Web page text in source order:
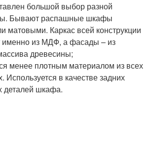
большой выбор разной
Бывают распашные шкафы
матовыми. Каркас всей конструкции
именно из МДФ, а фасады – из
древесины;
менее плотным материалом из всех
Используется в качестве задних
деталей шкафа.